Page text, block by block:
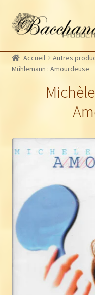
Aller
à
navigation
Aller
au
Artistes Bacchanales
Autres productions
Souscriptions
Accueil Autres
Mühlemann : Amourdeuse